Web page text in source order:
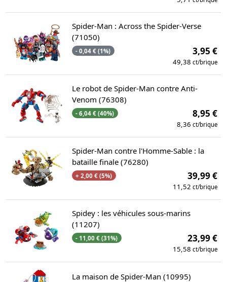
Spider-Man : Across the Spider-Verse
(71050)
- 0,04 € (1%) 3,95 €
49,38 ct/brique
Le robot de Spider-Man contre Anti-
Venom (76308)
- 6,04 € (40%) 8,95 €
8,36 ct/brique
Spider-Man contre l'Homme-Sable : la
bataille finale (76280)
+ 2,00 € (5%) 39,99 €
11,52 ct/brique
Spidey : les véhicules sous-marins
(11207)
- 11,00 € (31%) 23,99 €
15,58 ct/brique
La maison de Spider-Man (10995)